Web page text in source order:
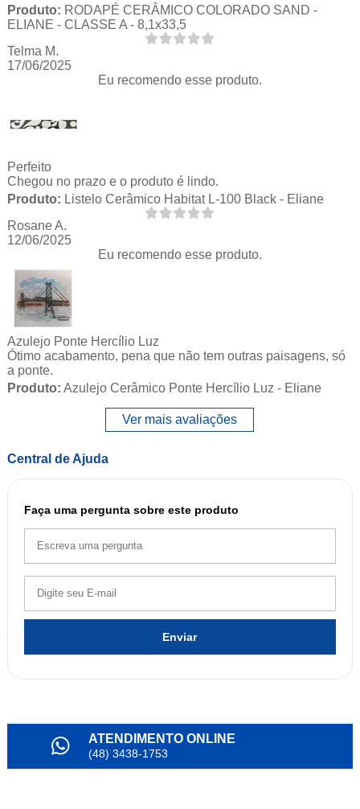
Produto: RODAPÉ CERÂMICO COLORADO SAND -
ELIANE - CLASSE A - 8,1x33,5
Telma M.
17/06/2025
Eu recomendo esse produto.
Perfeito
Chegou no prazo e o produto é lindo.
Produto: Listelo Cerâmico Habitat L-100 Black - Eliane
Rosane A.
12/06/2025
Eu recomendo esse produto.
Azulejo Ponte Hercílio Luz
Ótimo acabamento, pena que não tem outras paisagens, só
a ponte.
Produto: Azulejo Cerâmico Ponte Hercílio Luz - Eliane
Ver mais avaliações
Central de Ajuda
Faça uma pergunta sobre este produto
Enviar
ATENDIMENTO ONLINE
(48) 3438-1753